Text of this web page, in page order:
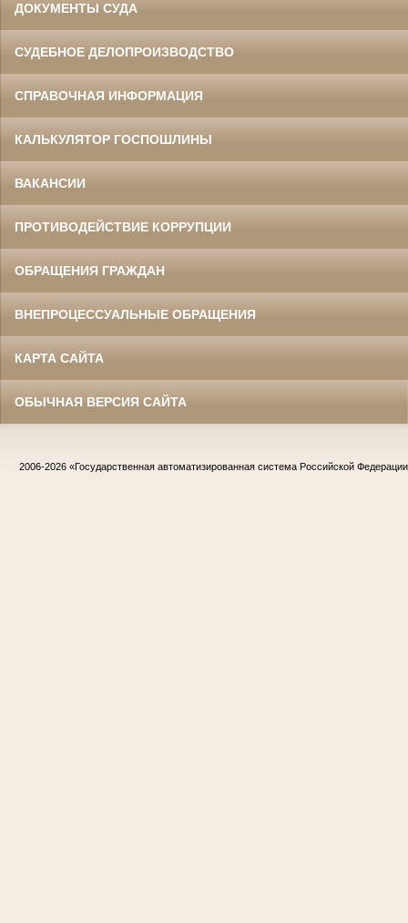
ДОКУМЕНТЫ СУДА
СУДЕБНОЕ ДЕЛОПРОИЗВОДСТВО
СПРАВОЧНАЯ ИНФОРМАЦИЯ
КАЛЬКУЛЯТОР ГОСПОШЛИНЫ
ВАКАНСИИ
ПРОТИВОДЕЙСТВИЕ КОРРУПЦИИ
ОБРАЩЕНИЯ ГРАЖДАН
ВНЕПРОЦЕССУАЛЬНЫЕ ОБРАЩЕНИЯ
КАРТА САЙТА
ОБЫЧНАЯ ВЕРСИЯ САЙТА
2006-2026 «Государственная автоматизированная система Российской